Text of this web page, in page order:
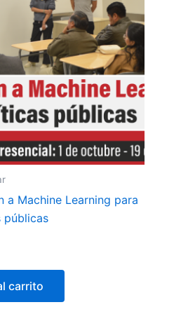
a Machine Learning para
públicas
carrito